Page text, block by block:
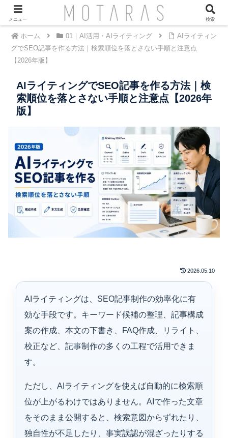
ホーム 01｜AI活用・AIライティング
AIライティン
グでSEO記事を作る方法｜検索順位を落とさない手順と注意点
【2026年版】
AIライティングでSEO記事を作る方法｜検
索順位を落とさない手順と注意点【2026年
版】
2026.05.10
AIライティングは、SEO記事制作の効率化に有
効な手段です。キーワード候補の整理、記事構成
案の作成、本文の下書き、FAQ作成、リライト、
校正など、記事制作の多くの工程で活用できま
す。
ただし、AIライティングを使えば自動的に検索順
位が上がるわけではありません。AIで作った文章
をそのまま公開すると、検索意図からずれたり、
独自性が不足したり、事実誤認が混ざったりする
メニュー 検索